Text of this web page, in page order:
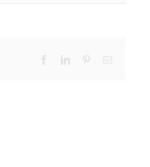
FacebookLinkedInPinterestEmail